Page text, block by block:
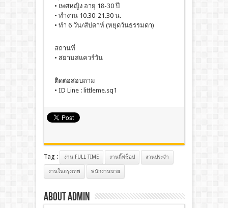
• เพศหญิง อายุ 18-30 ปี
• ทำงาน 10.30-21.30 น.
• ทำ 6 วัน/สัปดาห์ (หยุดวันธรรมดา)
สถานที่
• สยามสแควร์วัน
ติดต่อสอบถาม
• ID Line : littleme.sq1
Tag : ง่าน FULL TIME งานกิ๊ฟช็อป งานประจํา
งานในกรุงเทพ พนักงานขาย
About admin